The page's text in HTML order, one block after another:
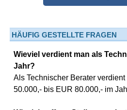
HÄUFIG GESTELLTE FRAGEN
Wieviel verdient man als
Jahr?
Als Technischer Berater
50.000,- bis EUR 80.000,- im